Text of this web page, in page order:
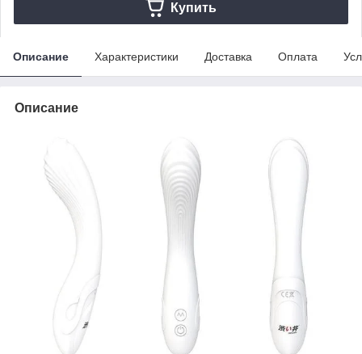
Купить
Описание Характеристики Доставка Оплата
Описание